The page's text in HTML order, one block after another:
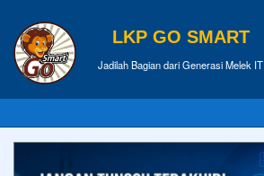
LKP GO SMART
Jadilah Bagian dari Generasi Melek IT